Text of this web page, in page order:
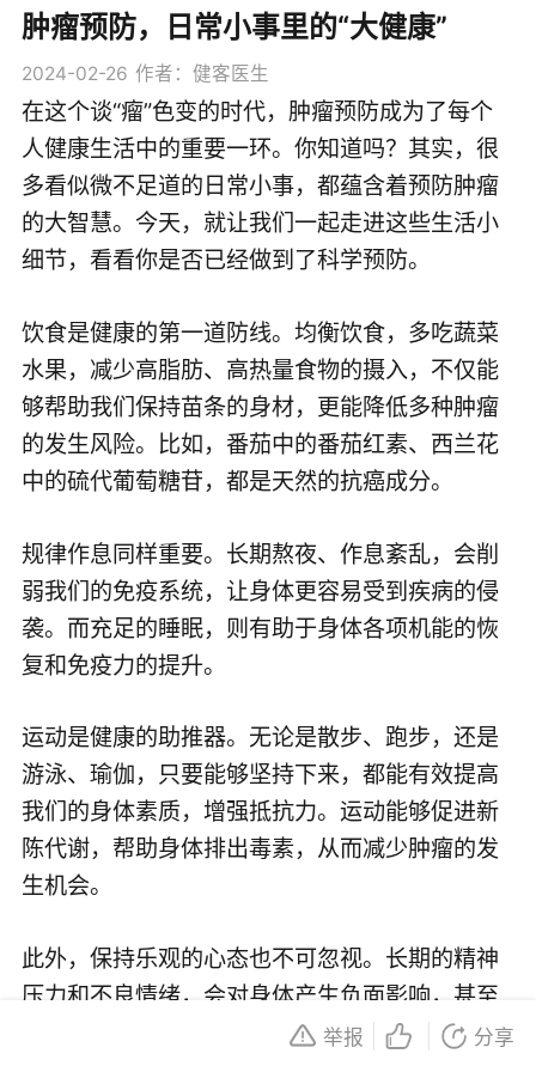
肿瘤预防，日常小事里的“大健康”
2024-02-26 作者：健客医生
在这个谈“瘤”色变的时代，肿瘤预防成为了每个
人健康生活中的重要一环。你知道吗？其实，很
多看似微不足道的日常小事，都蕴含着预防肿瘤
的大智慧。今天，就让我们一起走进这些生活小
细节，看看你是否已经做到了科学预防。
饮食是健康的第一道防线。均衡饮食，多吃蔬菜
水果，减少高脂肪、高热量食物的摄入，不仅能
够帮助我们保持苗条的身材，更能降低多种肿瘤
的发生风险。比如，番茄中的番茄红素、西兰花
中的硫代葡萄糖苷，都是天然的抗癌成分。
规律作息同样重要。长期熬夜、作息紊乱，会削
弱我们的免疫系统，让身体更容易受到疾病的侵
袭。而充足的睡眠，则有助于身体各项机能的恢
复和免疫力的提升。
运动是健康的助推器。无论是散步、跑步，还是
游泳、瑜伽，只要能够坚持下来，都能有效提高
我们的身体素质，增强抵抗力。运动能够促进新
陈代谢，帮助身体排出毒素，从而减少肿瘤的发
生机会。
此外，保持乐观的心态也不可忽视。长期的精神
压力和不良情绪，会对身体产生负面影响，甚至
可能诱发肿瘤。而积极乐观的心态，则有助于我
举报 分享